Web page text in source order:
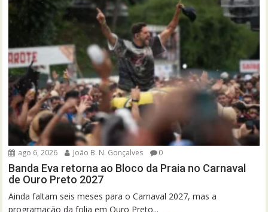
ago 6, 2026 João B. N. Gonçalves 0
Banda Eva retorna ao Bloco da Praia no Carnaval
de Ouro Preto 2027
Ainda faltam seis meses para o Carnaval 2027, mas a
programação da folia em Ouro Preto...